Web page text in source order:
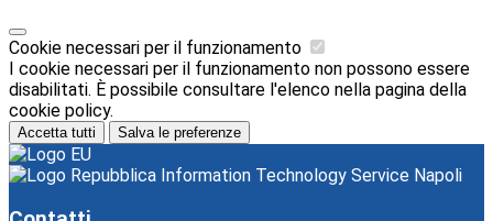
Cookie necessari per il funzionamento
I cookie necessari per il funzionamento non possono essere
disabilitati. È possibile consultare l'elenco nella pagina della
cookie policy.
Accetta tutti Salva le preferenze
Information Technology Service Napoli